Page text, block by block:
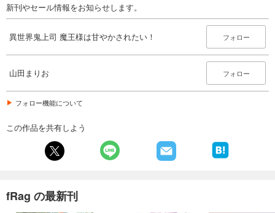
新刊やセール情報をお知らせします。
異世界鬼上司 魔王様は甘やかされたい！ フォロー
山田まりお フォロー
フォロー機能について
この作品を共有しよう
fRag の最新刊